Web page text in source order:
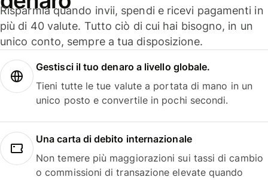
Risparmia quando invii, spendi e ricevi pagamenti in
più di 40 valute. Tutto ciò di cui hai bisogno, in un
unico conto, sempre a tua disposizione.
Gestisci il tuo denaro a livello globale.
Tieni tutte le tue valute a portata di mano in un
unico posto e convertile in pochi secondi.
Una carta di debito internazionale
Non temere più maggiorazioni sui tassi di cambio
o commissioni di transazione elevate quando